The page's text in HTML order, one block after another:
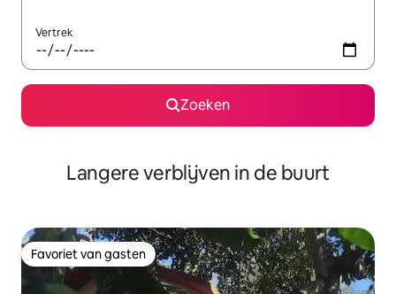
Vertrek
Zoeken
Langere verblijven in de buurt
Favoriet van gasten
Favoriet van gasten